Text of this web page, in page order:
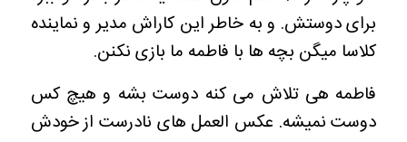
برای دوستش. و به خاطر این کاراش مدیر و نماینده
کلاسا میگن بچه ها با فاطمه ما بازی نکنن.
فاطمه هی تلاش می کنه دوست بشه و هیچ کس
دوست نمیشه. عکس العمل های نادرست از خودش